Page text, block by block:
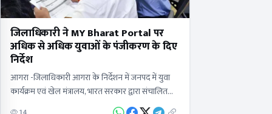
जिलाधिकारी ने MY Bharat Portal पर
अधिक से अधिक युवाओं के पंजीकरण के दिए
निर्देश
आगरा -जिलाधिकारी आगरा के निर्देशन में जनपद में युवा
कार्यक्रम एवं खेल मंत्रालय, भारत सरकार द्वारा संचालित
MY Bharat Portal पर 15 से 29 वर्ष आयु वर्ग के…